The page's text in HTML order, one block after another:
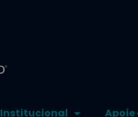
Institucional Apoie